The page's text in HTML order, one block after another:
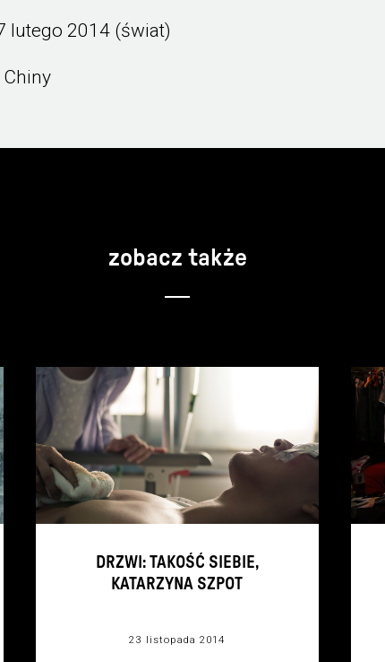
lutego 2014 (świat)
zobacz także
DRZWI: TAKOŚĆ SIEBIE,
KATARZYNA SZPOT
23 listopada 2014